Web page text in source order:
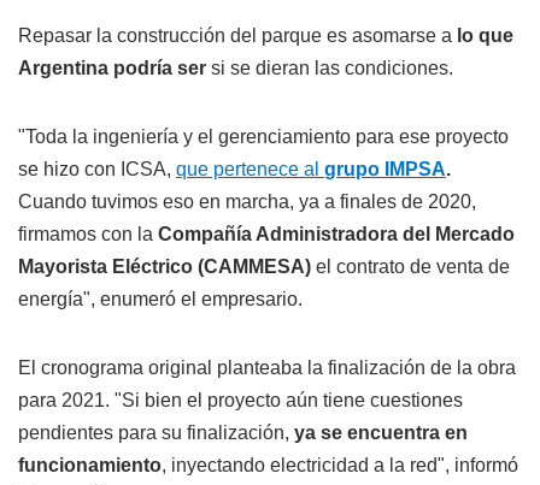
Repasar la construcción del parque es asomarse a lo que
Argentina podría ser si se dieran las condiciones.
"Toda la ingeniería y el gerenciamiento para ese proyecto
se hizo con ICSA, que pertenece al grupo IMPSA.
Cuando tuvimos eso en marcha, ya a finales de 2020,
firmamos con la Compañía Administradora del Mercado
Mayorista Eléctrico (CAMMESA) el contrato de venta de
energía", enumeró el empresario.
El cronograma original planteaba la finalización de la obra
para 2021. "Si bien el proyecto aún tiene cuestiones
pendientes para su finalización, ya se encuentra en
funcionamiento, inyectando electricidad a la red", informó